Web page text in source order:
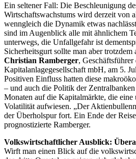
Ein seltener Fall: Die Beschleunigung
Wirtschaftswachstums wird derzeit von
wenngleich die Dynamik etwas
sind im Augenblick alle mit ähnlichem
unterwegs, die Unfallgefahr ist
Sicherheitsgurt sollte man aber trotzdem
Christian Ramberger,
Kapitalanlagegesellschaft mbH, am 5.
Positiven Einfluss hatten diese
– und auch die Politik der
Monaten auf die Kapitalmärkte, die
Volatilität aufwiesen. „Der
der Überholspur fort. Ein Ende der
prognostizierte Ramberger.
Volkswirtschaftlicher Ausblick:
Wirft man einen Blick auf die